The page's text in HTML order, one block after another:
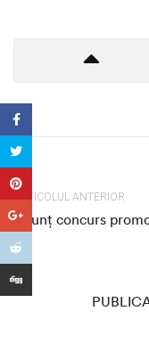
ARTICOLUL ANTERIOR
Anunț concurs